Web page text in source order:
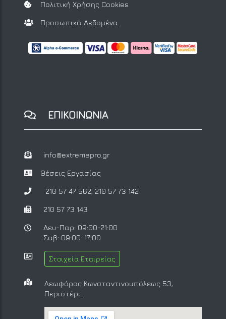
Πολιτική Χρήσης Cookies
Προσωπικά Δεδομένα
ΕΠΙΚΟΙΝΩΝΙΑ
info@extremepro.gr
Θέσεις Εργασίας
210 57 47 562, 210 57 73 142
210 57 73 143
Δευ-Παρ: 09:00-21:00
Σαβ: 09:00-17:00
Στοιχεία Εταιρείας
Λεωφόρος Κωνσταντινουπόλεως 53,
Περιστέρι.